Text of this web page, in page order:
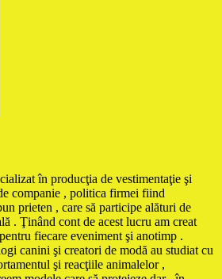
în producţia de vestimentaţie şi
companie , politica firmei fiind
prieten , care să participe alături de
. Ţinând cont de acest lucru am creat
fiecare eveniment şi anotimp .
canini şi creatori de modă au studiat cu
şi reacţiile animalelor ,